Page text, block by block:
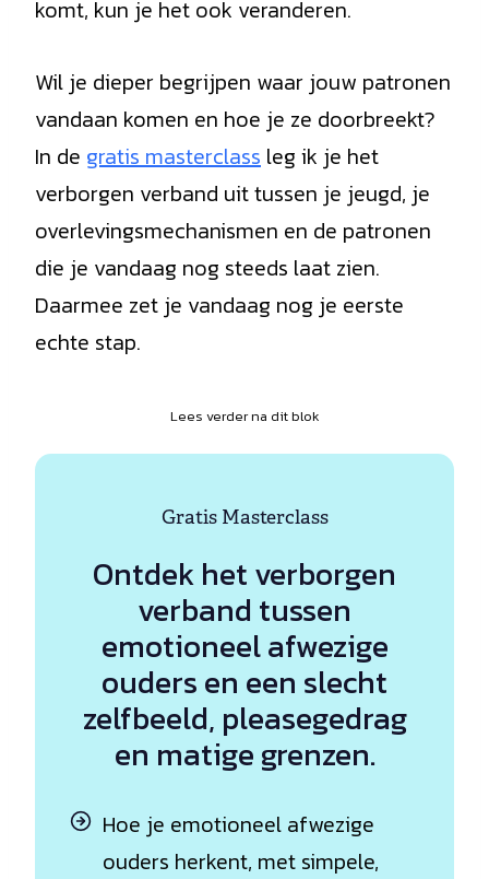
komt, kun je het ook veranderen.
Wil je dieper begrijpen waar jouw patronen
vandaan komen en hoe je ze doorbreekt?
In de gratis masterclass leg ik je het
verborgen verband uit tussen je jeugd, je
overlevingsmechanismen en de patronen
die je vandaag nog steeds laat zien.
Daarmee zet je vandaag nog je eerste
echte stap.
Lees verder na dit blok
Gratis Masterclass
Ontdek het verborgen
verband tussen
emotioneel afwezige
ouders en een slecht
zelfbeeld, pleasegedrag
en matige grenzen.
Hoe je emotioneel afwezige
ouders herkent, met simpele,